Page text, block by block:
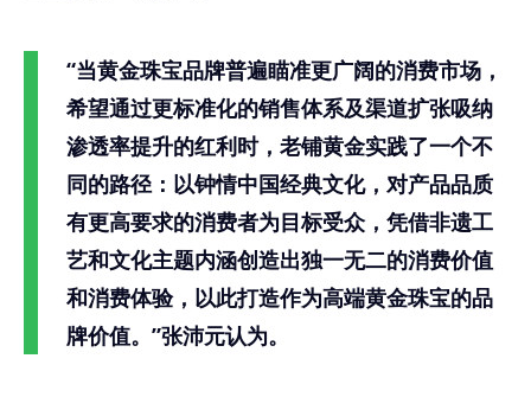
“当黄金珠宝品牌普遍瞄准更广阔的消费市场，
希望通过更标准化的销售体系及渠道扩张吸纳
渗透率提升的红利时，老铺黄金实践了一个不
同的路径：以钟情中国经典文化，对产品品质
有更高要求的消费者为目标受众，凭借非遗工
艺和文化主题内涵创造出独一无二的消费价值
和消费体验，以此打造作为高端黄金珠宝的品
牌价值。”张沛元认为。